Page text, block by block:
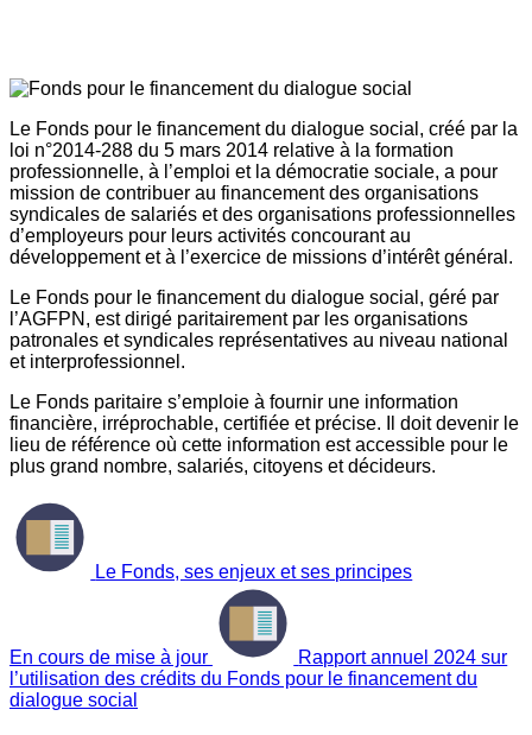
Le Fonds pour le financement du dialogue social, créé par la
loi n°2014-288 du 5 mars 2014 relative à la formation
professionnelle, à l’emploi et la démocratie sociale, a pour
mission de contribuer au financement des organisations
syndicales de salariés et des organisations professionnelles
d’employeurs pour leurs activités concourant au
développement et à l’exercice de missions d’intérêt général.
Le Fonds pour le financement du dialogue social, géré par
l’AGFPN, est dirigé paritairement par les organisations
patronales et syndicales représentatives au niveau national
et interprofessionnel.
Le Fonds paritaire s’emploie à fournir une information
financière, irréprochable, certifiée et précise. Il doit devenir le
lieu de référence où cette information est accessible pour le
plus grand nombre, salariés, citoyens et décideurs.
Le Fonds, ses enjeux et ses principes
En cours de mise à jour
Rapport annuel 2024 sur
l’utilisation des crédits du Fonds pour le financement du
dialogue social